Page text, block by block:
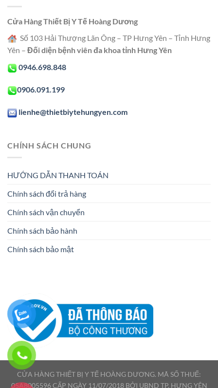
Cửa Hàng Thiết Bị Y Tế Hoàng Dương
Số 103 Hải Thượng Lãn Ông – TP Hưng Yên – Tỉnh Hưng
Yên – Đối diện bệnh viên đa khoa tỉnh Hưng Yên
0946.698.848
0906.091.199
lienhe@thietbiytehungyen.com
CHÍNH SÁCH CHUNG
HƯỚNG DẪN THANH TOÁN
Chính sách đổi trả hàng
Chính sách vận chuyển
Chính sách bảo hành
Chính sách bảo mật
CỬA HÀNG THIẾT BỊ Y TẾ HOÀNG DƯƠNG. MÃ SỐ THUẾ:
05A8005596 CẤP NGÀY 11/07/2018 BỞI UBND TP. HƯNG YÊN